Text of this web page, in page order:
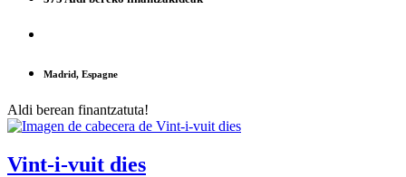
Madrid, Espagne
Aldi berean finantzatuta!
Vint-i-vuit dies